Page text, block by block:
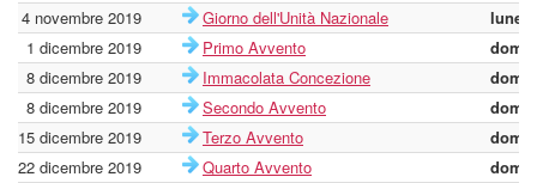
4 novembre 2019
Giorno dell'Unità Nazionale
lunedì
1 dicembre 2019
Primo Avvento
8 dicembre 2019
Immacolata Concezione
8 dicembre 2019
Secondo Avvento
15 dicembre 2019
Terzo Avvento
22 dicembre 2019
Quarto Avvento